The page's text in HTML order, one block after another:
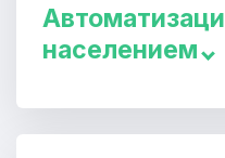
населением